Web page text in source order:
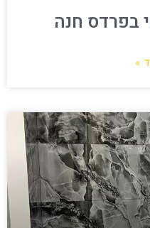
בפרדס חנה
»